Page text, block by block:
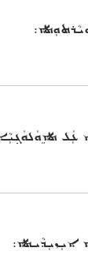
ܥܲܠ
ܐܝܼܙܝܼܕܵܝܬܐ: